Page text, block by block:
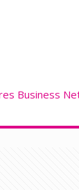
Business